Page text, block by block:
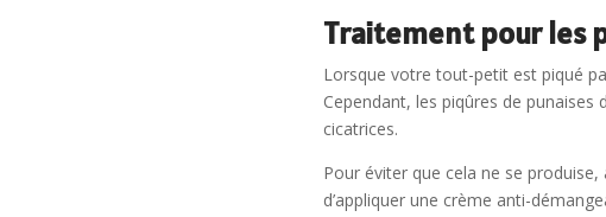
Traitement pour les
Lorsque votre tout-petit est piqué
Cependant, les piqûres de
cicatrices.
Pour éviter que cela ne se
d’appliquer une crème anti-